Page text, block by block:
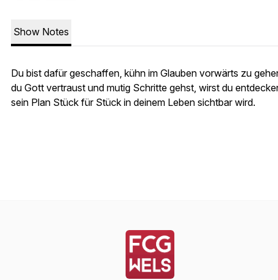
Show Notes
Du bist dafür geschaffen, kühn im Glauben vorwärts zu
du Gott vertraust und mutig Schritte gehst, wirst du
sein Plan Stück für Stück in deinem Leben sichtbar wird.